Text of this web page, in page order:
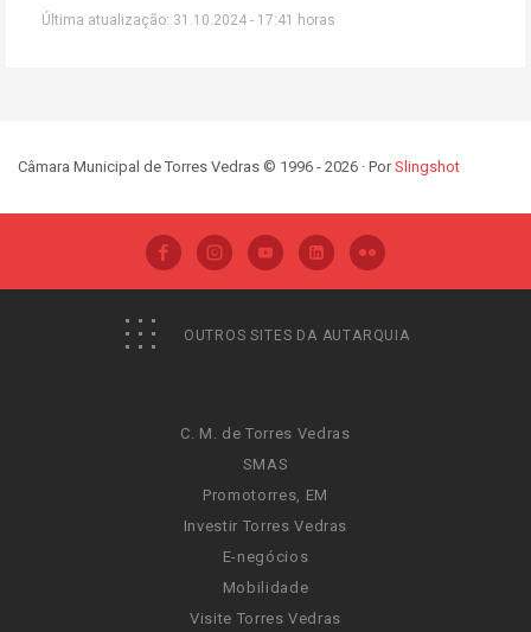
Última atualização: 31.10.2024 - 17:41 horas
Câmara Municipal de Torres Vedras © 1996 - 2026 · PorSlingshot
OUTROS SITES DA AUTARQUIA
C. M. de Torres Vedras
SMAS
Promotorres, EM
Investir Torres Vedras
E-negócios
Mobilidade
Visite Torres Vedras